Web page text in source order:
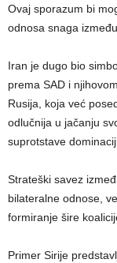
Ovaj sporazum bi
odnosa snaga
Iran je dugo bio
prema SAD i
Rusija, koja već
odlučnija u jačanju
suprotstave
Strateški savez
bilateralne odnose,
formiranje šire
Primer Sirije